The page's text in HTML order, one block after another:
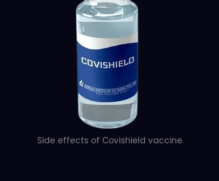
Side effects of Covishield vaccine